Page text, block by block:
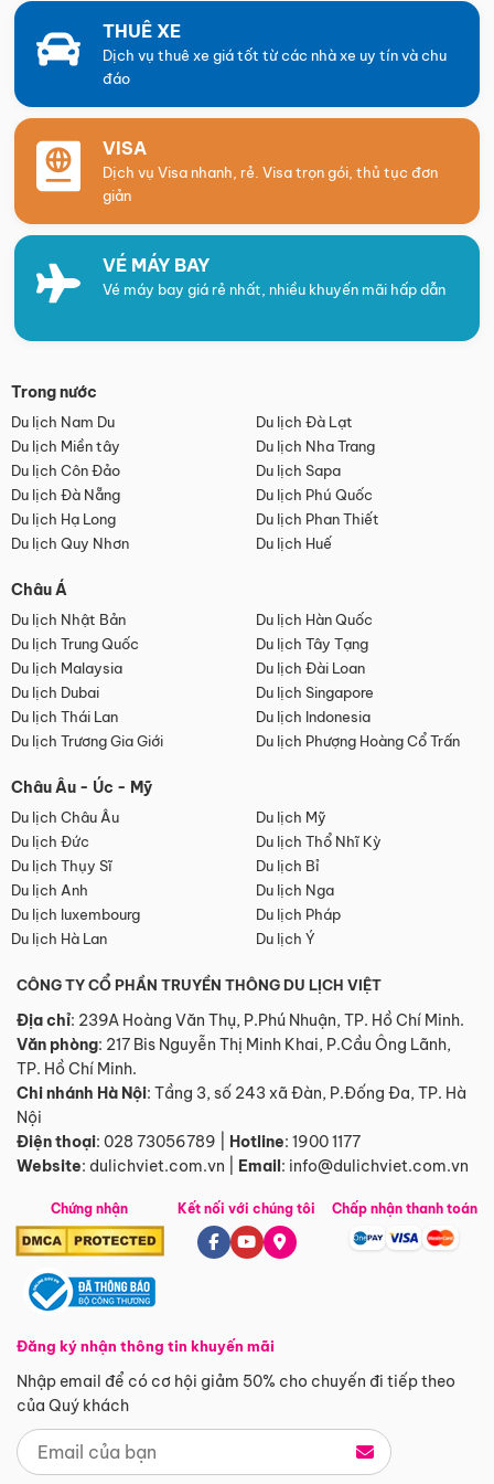
THUÊ XE
Dịch vụ thuê xe giá tốt từ các nhà xe uy tín và chu
đáo
VISA
Dịch vụ Visa nhanh, rẻ. Visa trọn gói, thủ tục đơn
giản
VÉ MÁY BAY
Vé máy bay giá rẻ nhất, nhiều khuyến mãi hấp dẫn
Trong nước
Du lịch Nam Du
Du lịch Đà Lạt
Du lịch Miền tây
Du lịch Nha Trang
Du lịch Côn Đảo
Du lịch Sapa
Du lịch Đà Nẵng
Du lịch Phú Quốc
Du lịch Hạ Long
Du lịch Phan Thiết
Du lịch Quy Nhơn
Du lịch Huế
Châu Á
Du lịch Nhật Bản
Du lịch Hàn Quốc
Du lịch Trung Quốc
Du lịch Tây Tạng
Du lịch Malaysia
Du lịch Đài Loan
Du lịch Dubai
Du lịch Singapore
Du lịch Thái Lan
Du lịch Indonesia
Du lịch Trương Gia Giới
Du lịch Phượng Hoàng Cổ Trấn
Châu Âu - Úc - Mỹ
Du lịch Châu Âu
Du lịch Mỹ
Du lịch Đức
Du lịch Thổ Nhĩ Kỳ
Du lịch Thụy Sĩ
Du lịch Bỉ
Du lịch Anh
Du lịch Nga
Du lịch luxembourg
Du lịch Pháp
Du lịch Hà Lan
Du lịch Ý
CÔNG TY CỔ PHẦN TRUYỀN THÔNG DU LỊCH VIỆT
Địa chỉ: 239A Hoàng Văn Thụ, P.Phú Nhuận, TP. Hồ Chí Minh.
Văn phòng: 217 Bis Nguyễn Thị Minh Khai, P.Cầu Ông Lãnh,
TP. Hồ Chí Minh.
Chi nhánh Hà Nội: Tầng 3, số 243 xã Đàn, P.Đống Đa, TP. Hà
Nội
Điện thoại: 028 73056789 Hotline: 1900 1177
Website: dulichviet.com.vn Email: info@dulichviet.com.vn
Chứng nhận
Đăng ký nhận thông tin khuyến mãi
Nhập email để có cơ hội giảm 50% cho chuyến đi tiếp theo
của Quý khách
Kết nối với chúng tôi Chấp nhận thanh toán